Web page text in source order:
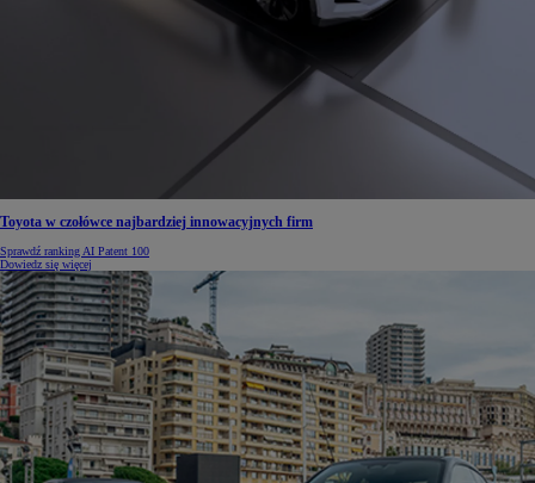
Toyota w czołówce najbardziej innowacyjnych firm
Sprawdź ranking AI Patent 100
Dowiedz się więcej